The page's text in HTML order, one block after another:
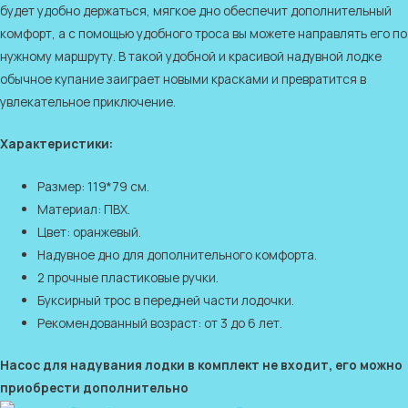
будет удобно держаться, мягкое дно обеспечит дополнительный
комфорт, а с помощью удобного троса вы можете направлять его по
нужному маршруту. В такой удобной и красивой надувной лодке
обычное купание заиграет новыми красками и превратится в
увлекательное приключение.
Характеристики:
Размер: 119*79 см.
Материал: ПВХ.
Цвет: оранжевый.
Надувное дно для дополнительного комфорта.
2 прочные пластиковые ручки.
Буксирный трос в передней части лодочки.
Рекомендованный возраст: от 3 до 6 лет.
Насос для надувания лодки в комплект не входит, его можно
приобрести дополнительно